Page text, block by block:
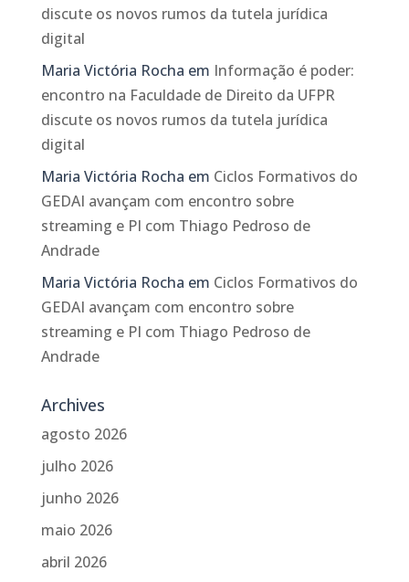
discute os novos rumos da tutela jurídica
digital
Maria Victória Rocha em Informação é poder:
encontro na Faculdade de Direito da UFPR
discute os novos rumos da tutela jurídica
digital
Maria Victória Rocha em Ciclos Formativos do
GEDAI avançam com encontro sobre
streaming e PI com Thiago Pedroso de
Andrade
Maria Victória Rocha em Ciclos Formativos do
GEDAI avançam com encontro sobre
streaming e PI com Thiago Pedroso de
Andrade
Archives
agosto 2026
julho 2026
junho 2026
maio 2026
abril 2026